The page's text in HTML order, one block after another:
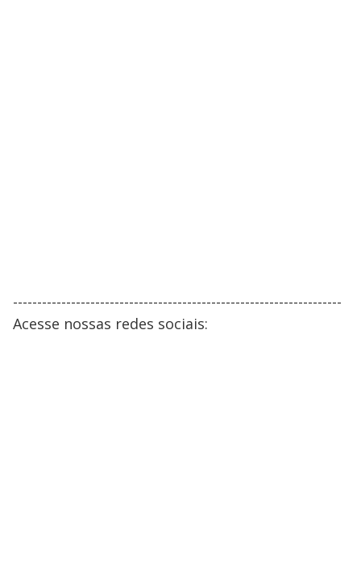
--------------------------------------------------------------------
Acesse nossas redes sociais: